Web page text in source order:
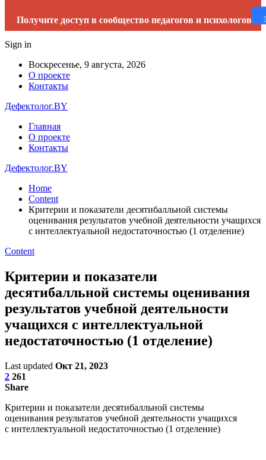
Получите доступ в сообщество педагогов и психологов
Sign in
Воскресенье, 9 августа, 2026
О проекте
Контакты
Дефектолог.BY
Главная
О проекте
Контакты
Дефектолог.BY
Home
Content
Критерии и показатели десятибалльной системы
оценивания результатов учебной деятельности учащихся
с интеллектуальной недостаточностью (1 отделение)
Content
Критерии и показатели
десятибалльной системы оценивания
результатов учебной деятельности
учащихся с интеллектуальной
недостаточностью (1 отделение)
Last updated Окт 21, 2023
2 261
Share
Критерии и показатели десятибалльной системы
оценивания результатов учебной деятельности учащихся
с интеллектуальной недостаточностью (1 отделение)